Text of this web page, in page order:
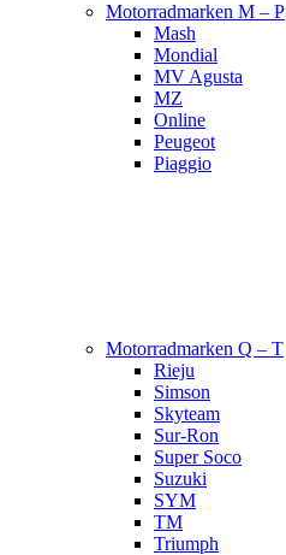
Motorradmarken M – P
Mash
Mondial
MV Agusta
MZ
Online
Peugeot
Piaggio
Motorradmarken Q – T
Rieju
Simson
Skyteam
Sur-Ron
Super Soco
Suzuki
SYM
TM
Triumph